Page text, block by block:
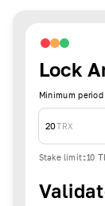
Lock
Minimum
20TRX
Stake limit:10